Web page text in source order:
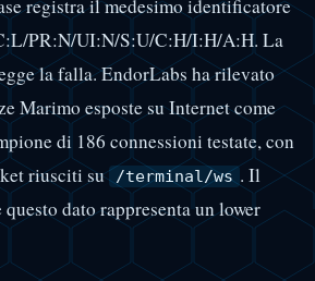
registra il medesimo identificatore
PR:N/UI:N/S:U/C:H/I:H/A:H. La
la falla. EndorLabs ha rilevato
Marimo esposte su Internet come
di 186 connessioni testate, con
riusciti su /terminal/ws . Il
dato rappresenta un lower